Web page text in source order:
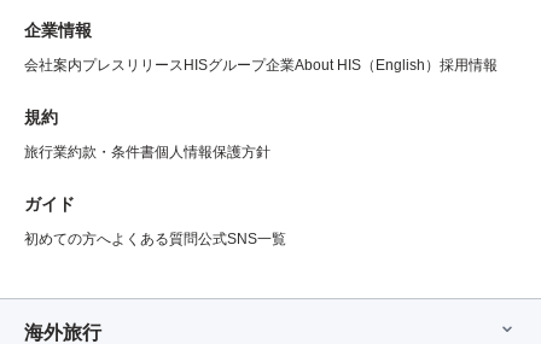
企業情報
会社案内プレスリリース HISグループ企業About HIS（English） 採用情報
規約
旅行業約款・条件書個人情報保護方針
ガイド
初めての方へよくある質問公式SNS一覧
海外旅行